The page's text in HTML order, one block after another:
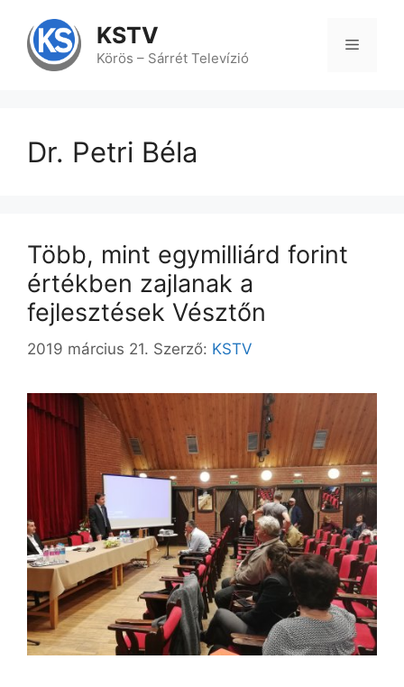
tartalomba
KSTV
Körös – Sárrét Televízió
Menü
Dr. Petri Béla
Több, mint egymilliárd forint
értékben zajlanak a
fejlesztések Vésztőn
2019 március 21. Szerző: KSTV